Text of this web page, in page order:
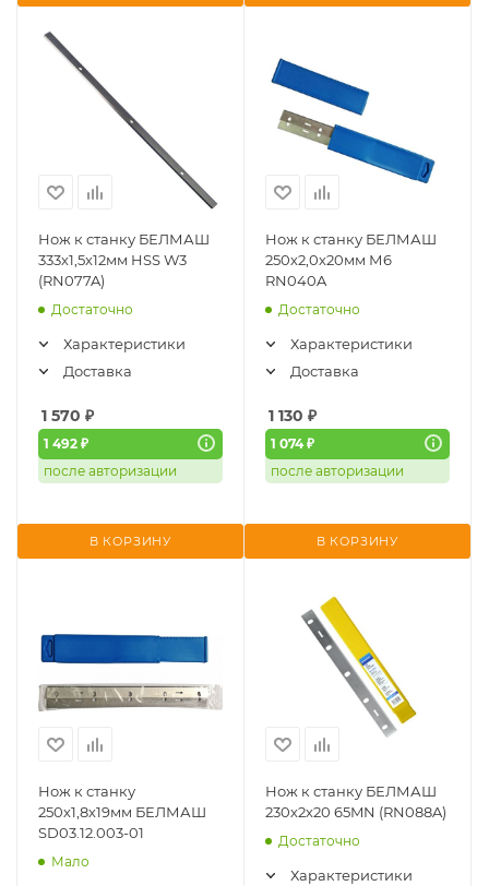
Нож к станку БЕЛМАШ
333х1,5х12мм HSS W3
(RN077A)
Достаточно
Характеристики
Доставка
1 570 ₽
1 492 ₽
после авторизации
В КОРЗИНУ
Нож к станку БЕЛМАШ
250х2,0х20мм М6
RN040A
Достаточно
Характеристики
Доставка
1 130 ₽
1 074 ₽
после авторизации
В КОРЗИНУ
Нож к станку
250х1,8х19мм БЕЛМАШ
SD03.12.003-01
Мало
Нож к станку БЕЛМАШ
230х2х20 65MN (RN088A)
Достаточно
Характеристики